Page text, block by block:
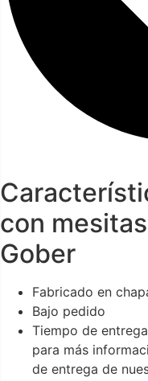
con
Gober
Fabricado en
Bajo pedido
Tiempo de
para más
de entrega de